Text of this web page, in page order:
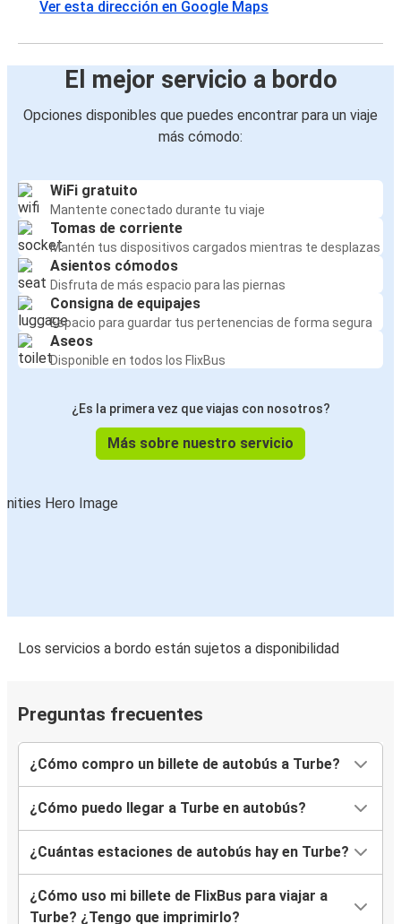
Ver esta dirección en Google Maps
El mejor servicio a bordo
Opciones disponibles que puedes encontrar para un viaje
más cómodo:
WiFi gratuito
Mantente conectado durante tu viaje
Tomas de corriente
Mantén tus dispositivos cargados mientras te desplazas
Asientos cómodos
Disfruta de más espacio para las piernas
Consigna de equipajes
Espacio para guardar tus pertenencias de forma segura
Aseos
Disponible en todos los FlixBus
¿Es la primera vez que viajas con nosotros?
Más sobre nuestro servicio
Los servicios a bordo están sujetos a disponibilidad
Preguntas frecuentes
¿Cómo compro un billete de autobús a Turbe?
¿Cómo puedo llegar a Turbe en autobús?
¿Cuántas estaciones de autobús hay en Turbe?
¿Cómo uso mi billete de FlixBus para viajar a
Turbe? ¿Tengo que imprimirlo?